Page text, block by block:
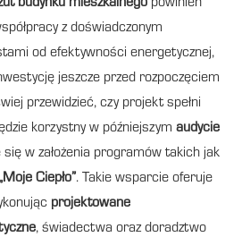
budynku mieszkalnego powinien
z doświadczonym
od efektywności energetycznej,
jeszcze przed rozpoczęciem
przewidzieć, czy projekt spełni
korzystny w późniejszym audycie
się w założenia programów takich jak
Ciepło”. Takie wsparcie oferuje
projektowane
, świadectwa oraz doradztwo